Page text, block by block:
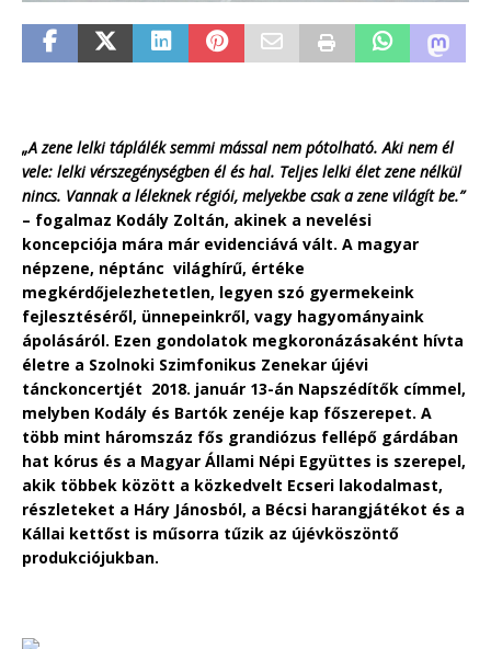
„A zene lelki táplálék semmi mással nem pótolható. Aki nem él
vele: lelki vérszegénységben él és hal. Teljes lelki élet zene nélkül
nincs. Vannak a léleknek régiói, melyekbe csak a zene világít be.”
– fogalmaz Kodály Zoltán, akinek a nevelési
koncepciója mára már evidenciává vált. A magyar
népzene, néptánc világhírű, értéke
megkérdőjelezhetetlen, legyen szó gyermekeink
fejlesztéséről, ünnepeinkről, vagy hagyományaink
ápolásáról. Ezen gondolatok megkoronázásaként hívta
életre a Szolnoki Szimfonikus Zenekar újévi
tánckoncertjét 2018. január 13-án Napszédítők címmel,
melyben Kodály és Bartók zenéje kap főszerepet. A
több mint háromszáz fős grandiózus fellépő gárdában
hat kórus és a Magyar Állami Népi Együttes is szerepel,
akik többek között a közkedvelt Ecseri lakodalmast,
részleteket a Háry Jánosból, a Bécsi harangjátékot és a
Kállai kettőst is műsorra tűzik az újévköszöntő
produkciójukban.